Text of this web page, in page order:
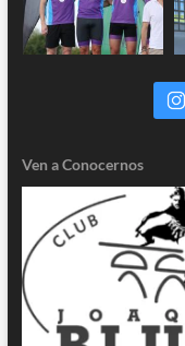
Ven a Conocernos